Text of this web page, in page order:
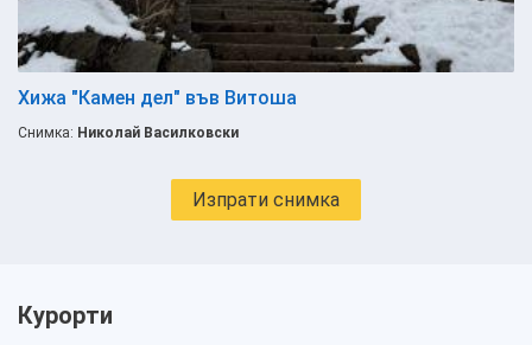
Хижа "Камен дел" във Витоша
Снимка: Николай Василковски
Изпрати снимка
Курорти